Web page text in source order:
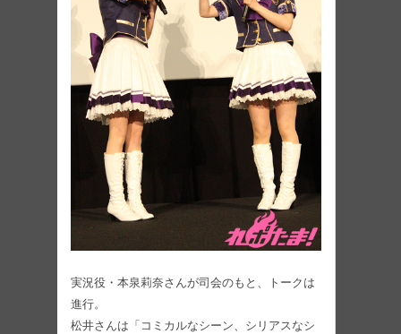
実況役・本泉莉奈さんが司会のもと、トークは
進行。
松井さんは「コミカルなシーン、シリアスなシ